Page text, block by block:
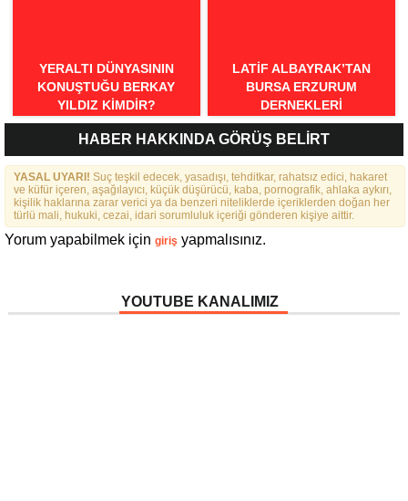
YERALTI DÜNYASININ
KONUŞTUĞU BERKAY
YILDIZ KIMDIR?
LATIF ALBAYRAK’TAN
BURSA ERZURUM
DERNEKLERI
FEDERASYONU İÇIN 25
MADDELIK BÜYÜK VIZYON:
“DAHA GÜÇLÜ, DAHA ETKIN,
DAHA KAPSAYICI BIR
FEDERASYON İÇIN YOLA
ÇIKTIK”
HABER HAKKINDA GÖRÜŞ BELİRT
YASAL UYARI! Suç teşkil edecek, yasadışı, tehditkar, rahatsız edici, hakaret
ve küfür içeren, aşağılayıcı, küçük düşürücü, kaba, pornografik, ahlaka aykırı,
kişilik haklarına zarar verici ya da benzeri niteliklerde içeriklerden doğan her
türlü mali, hukuki, cezai, idari sorumluluk içeriği gönderen kişiye aittir.
Yorum yapabilmek için giriş yapmalısınız.
YOUTUBE KANALIMIZ